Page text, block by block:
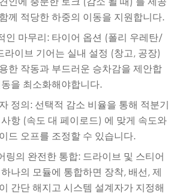
께 적당한 하중의 이동을 지원합니다.
인 마무리: 타이어 옵션 (폴리 우레탄/
라이브 기어는 실내 설정 (창고, 공장)
한 작동과 부드러운 승차감을 제안합
을 최소화해야합니다.
정의: 선택적 감소 비율을 통해 적분기
항 (속도 대 페이로드) 에 맞게 속도와
드 오프를 조정할 수 있습니다.
링의 완전한 통합: 드라이브 및 스티어
나의 모듈에 통합하면 장착, 배선, 제
간단 해지고 시스템 설계자가 지정해